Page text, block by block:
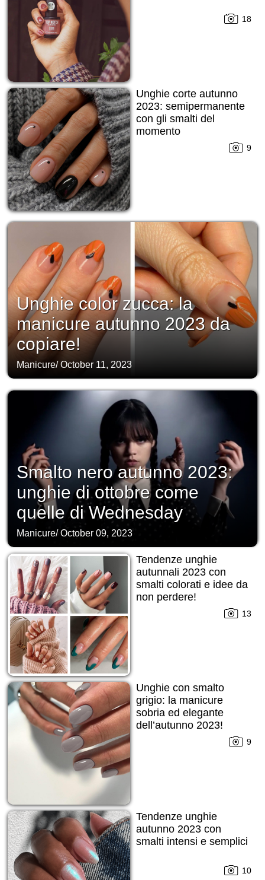
18
Unghie corte autunno
2023: semipermanente
con gli smalti del
momento
9
Unghie color zucca: la
manicure autunno 2023 da
copiare!
Manicure/October 11, 2023
Smalto nero autunno 2023:
unghie di ottobre come
quelle di Wednesday
Manicure/October 09, 2023
Tendenze unghie
autunnali 2023 con
smalti colorati e idee da
non perdere!
13
Unghie con smalto
grigio: la manicure
sobria ed elegante
dell’autunno 2023!
9
Tendenze unghie
autunno 2023 con
smalti intensi e semplici
10